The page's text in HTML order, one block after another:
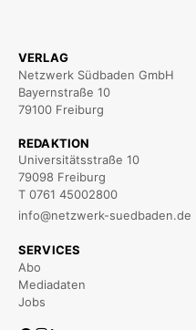
VERLAG
Netzwerk Südbaden GmbH
Bayernstraße 10
79100 Freiburg
REDAKTION
Universitätsstraße 10
79098 Freiburg
T 0761 45002800
info@netzwerk-suedbaden.de
SERVICES
Abo
Mediadaten
Jobs